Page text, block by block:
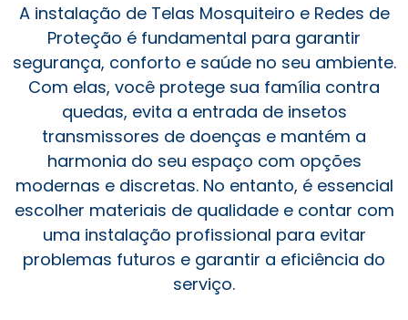
A instalação de Telas Mosquiteiro e Redes de
Proteção é fundamental para garantir
segurança, conforto e saúde no seu ambiente.
Com elas, você protege sua família contra
quedas, evita a entrada de insetos
transmissores de doenças e mantém a
harmonia do seu espaço com opções
modernas e discretas. No entanto, é essencial
escolher materiais de qualidade e contar com
uma instalação profissional para evitar
problemas futuros e garantir a eficiência do
serviço.